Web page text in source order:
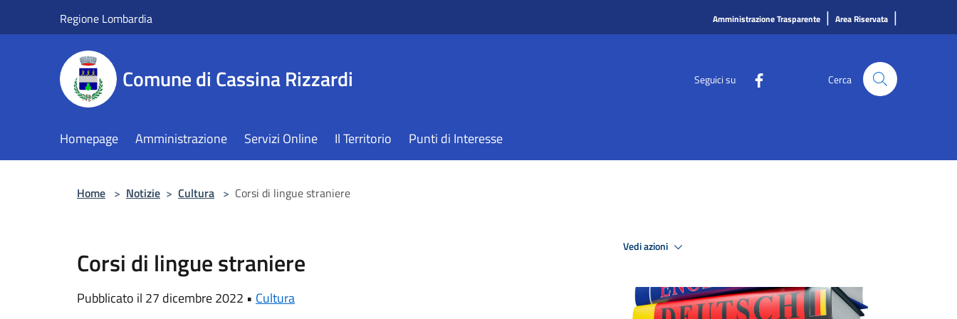
Regione Lombardia Amministrazione Trasparente | Area Riservata |
Comune di Cassina Rizzardi Seguici su Cerca
Homepage Amministrazione Servizi Online Il Territorio Punti di Interesse
Home > Notizie > Cultura > Corsi di lingue straniere
Corsi di lingue straniere
Pubblicato il 27 dicembre 2022 • Cultura
Vedi azioni